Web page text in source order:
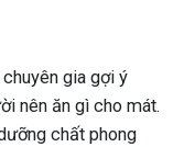
gia gợi ý
nên ăn gì cho mát.
chất phong